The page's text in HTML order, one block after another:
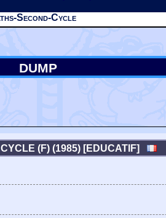
Second-Cycle
DUMP
(F) (1985) [EDUCATIF]